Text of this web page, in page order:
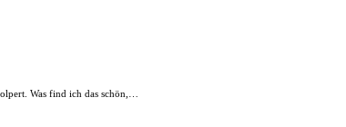
Was find ich das schön,…